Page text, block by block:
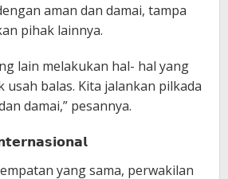
aman dan damai, tampa
pihak lainnya.
lain melakukan hal- hal yang
usah balas. Kita jalankan pilkada
damai,” pesannya.
yang sama, perwakilan